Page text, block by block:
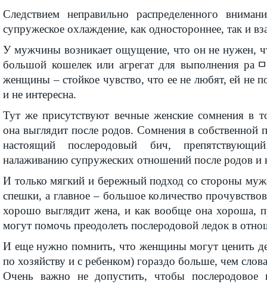
Следствием неправильно распределенного
супружеское охлаждение, как одностороннее, так и
У мужчины возникает ощущение, что он не нужен,
большой кошелек или агрегат для выполнения ра
женщины – стойкое чувство, что ее не любят, ей не
и не интересна.
Тут же присутствуют вечные женские сомнения в
она выглядит после родов. Сомнения в собственной
настоящий послеродовый бич,
налаживанию супружеских отношений после родов и
И только мягкий и бережный подход со стороны
спешки, а главное – большое количество
хорошо выглядит жена, и как вообще она хороша,
могут помочь преодолеть послеродовой ледок в
И еще нужно помнить, что женщины могут ценить
по хозяйству и с ребенком) гораздо больше, чем
Очень важно не допустить, чтобы послеродовое